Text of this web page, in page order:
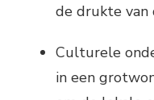
de drukte van
Culturele
in een